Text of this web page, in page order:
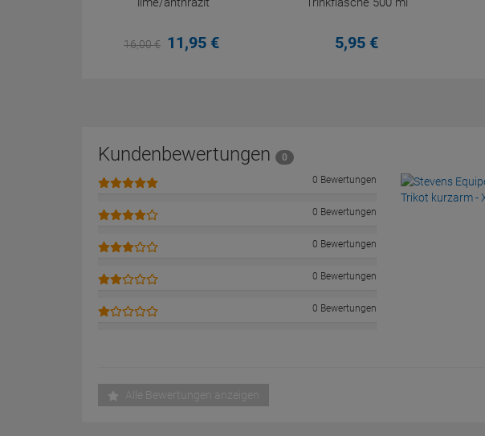
16,00€ 11,95 € 5,95 €
Kundenbewertungen
0
0 Bewertungen
0 Bewertungen
0 Bewertungen
0 Bewertungen
0 Bewertungen
Alle Bewertungen anzeigen